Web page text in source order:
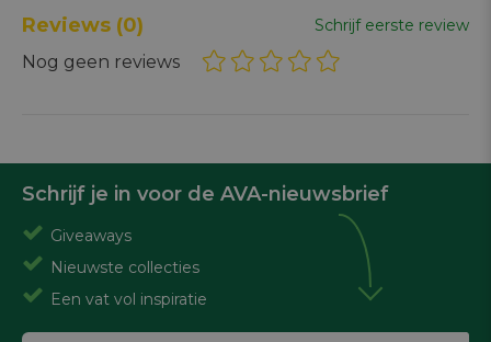
Reviews (0) Schrijf eerste review
Nog geen reviews
Schrijf je in voor de AVA-nieuwsbrief
Giveaways
Nieuwste collecties
Een vat vol inspiratie